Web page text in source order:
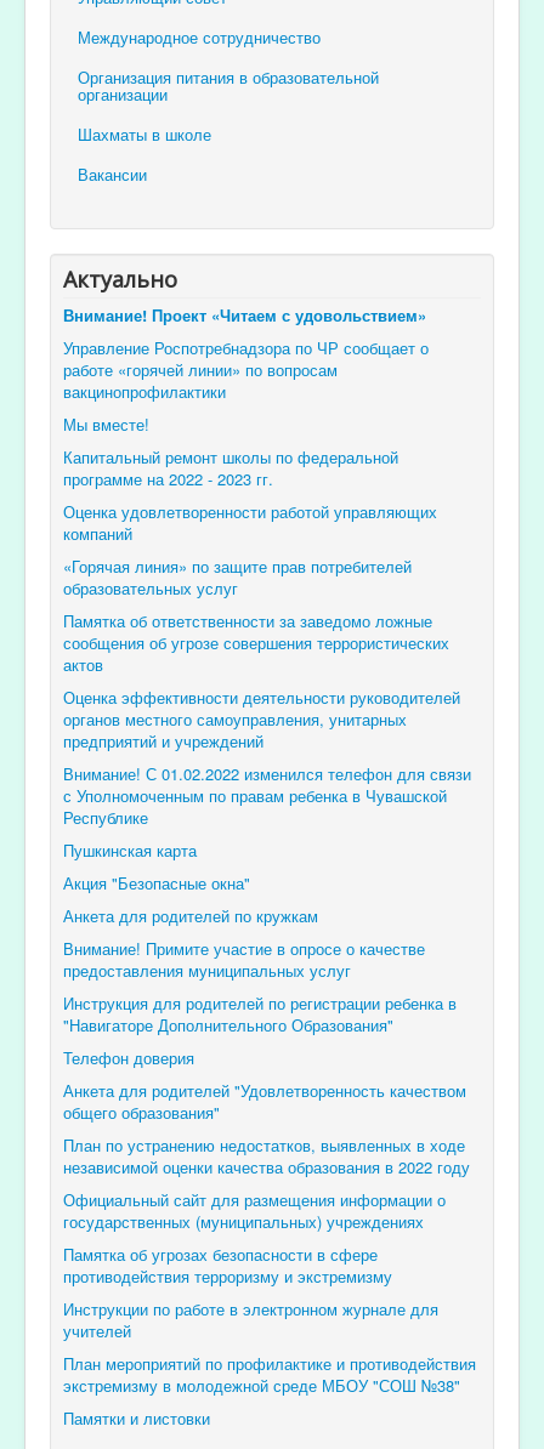
Международное сотрудничество
Организация питания в образовательной
организации
Шахматы в школе
Вакансии
Актуально
Внимание! Проект «Читаем с удовольствием»
Управление Роспотребнадзора по ЧР сообщает о
работе «горячей линии» по вопросам
вакцинопрофилактики
Мы вместе!
Капитальный ремонт школы по федеральной
программе на 2022 - 2023 гг.
Оценка удовлетворенности работой управляющих
компаний
«Горячая линия» по защите прав потребителей
образовательных услуг
Памятка об ответственности за заведомо ложные
сообщения об угрозе совершения террористических
актов
Оценка эффективности деятельности руководителей
органов местного самоуправления, унитарных
предприятий и учреждений
Внимание! С 01.02.2022 изменился телефон для связи
с Уполномоченным по правам ребенка в Чувашской
Республике
Пушкинская карта
Акция "Безопасные окна"
Анкета для родителей по кружкам
Внимание! Примите участие в опросе о качестве
предоставления муниципальных услуг
Инструкция для родителей по регистрации ребенка в
"Навигаторе Дополнительного Образования"
Телефон доверия
Анкета для родителей "Удовлетворенность качеством
общего образования"
План по устранению недостатков, выявленных в ходе
независимой оценки качества образования в 2022 году
Официальный сайт для размещения информации о
государственных (муниципальных) учреждениях
Памятка об угрозах безопасности в сфере
противодействия терроризму и экстремизму
Инструкции по работе в электронном журнале для
учителей
План мероприятий по профилактике и противодействия
экстремизму в молодежной среде МБОУ "СОШ №38"
Памятки и листовки